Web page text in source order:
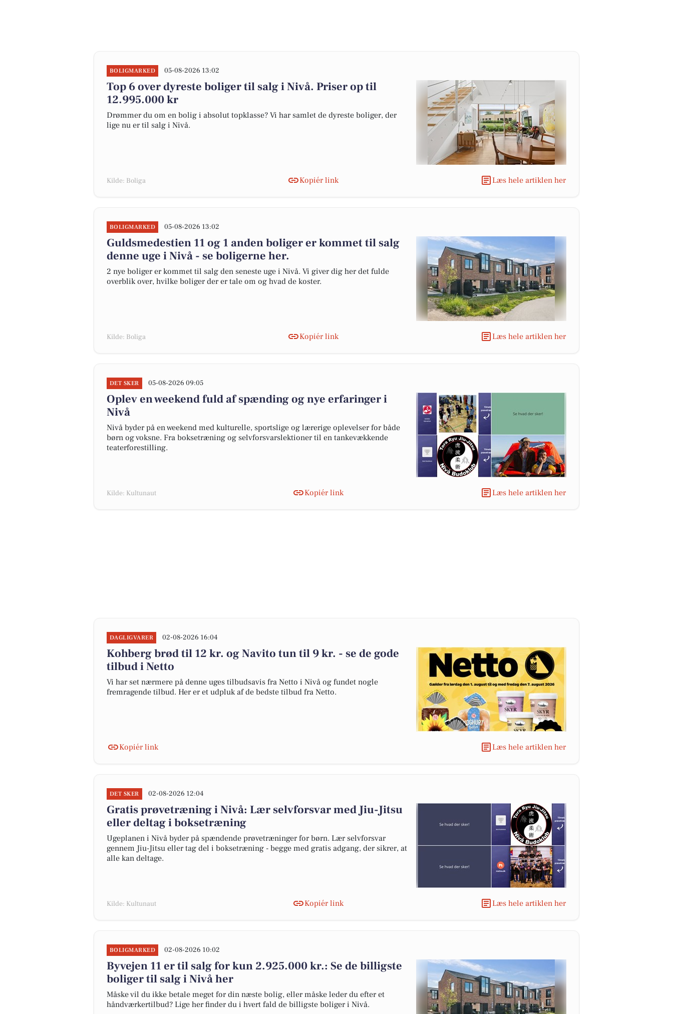
BOLIGMARKED 05-08-2026 13:02
Top 6 over dyreste boliger til salg i Nivå. Priser op til
12.995.000 kr
Drømmer du om en bolig i absolut topklasse? Vi har samlet de dyreste boliger, der
lige nu er til salg i Nivå.
Kilde: Boliga Kopiér link Læs hele artiklen her
BOLIGMARKED 05-08-2026 13:02
Guldsmedestien 11 og 1 anden boliger er kommet til salg
denne uge i Nivå - se boligerne her.
2 nye boliger er kommet til salg den seneste uge i Nivå. Vi giver dig her det fulde
overblik over, hvilke boliger der er tale om og hvad de koster.
Kilde: Boliga Kopiér link Læs hele artiklen her
DET SKER 05-08-2026 09:05
Oplev en weekend fuld af spænding og nye erfaringer i
Nivå
Nivå byder på en weekend med kulturelle, sportslige og lærerige oplevelser for både
børn og voksne. Fra boksetræning og selvforsvarslektioner til en tankevækkende
teaterforestilling.
Kilde: Kultunaut Kopiér link Læs hele artiklen her
DAGLIGVARER 02-08-2026 16:04
Kohberg brød til 12 kr. og Navito tun til 9 kr. - se de gode
tilbud i Netto
Vi har set nærmere på denne uges tilbudsavis fra Netto i Nivå og fundet nogle
fremragende tilbud. Her er et udpluk af de bedste tilbud fra Netto.
Kopiér link Læs hele artiklen her
DET SKER 02-08-2026 12:04
Gratis prøvetræning i Nivå: Lær selvforsvar med Jiu-Jitsu
eller deltag i boksetræning
Ugeplanen i Nivå byder på spændende prøvetræninger for børn. Lær selvforsvar
gennem Jiu-Jitsu eller tag del i boksetræning - begge med gratis adgang, der sikrer, at
alle kan deltage.
Kilde: Kultunaut Kopiér link Læs hele artiklen her
BOLIGMARKED 02-08-2026 10:02
Byvejen 11 er til salg for kun 2.925.000 kr.: Se de billigste
boliger til salg i Nivå her
Måske vil du ikke betale meget for din næste bolig, eller måske leder du efter et
håndværkertilbud? Lige her finder du i hvert fald de billigste boliger i Nivå.